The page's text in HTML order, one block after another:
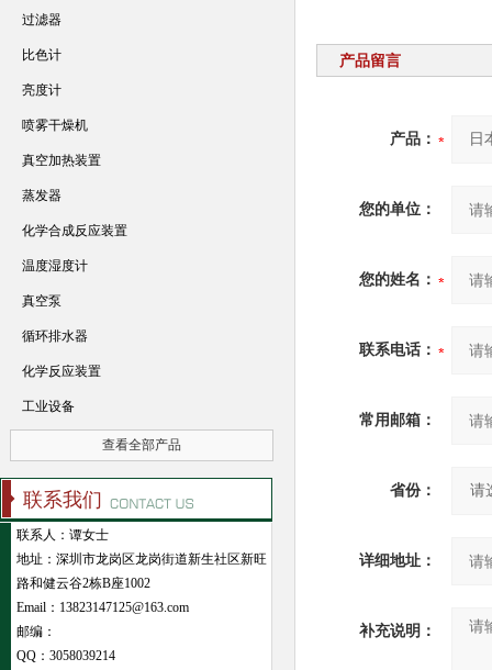
产品留言
产品：
您的单位：
您的姓名：
联系电话：
常用邮箱：
省份：
详细地址：
补充说明：
过滤器
比色计
亮度计
喷雾干燥机
真空加热装置
蒸发器
化学合成反应装置
温度湿度计
真空泵
循环排水器
化学反应装置
工业设备
查看全部产品
联系我们
联系人：谭女士
地址：深圳市龙岗区龙岗街道新生社区新旺
路和健云谷2栋B座1002
Email：13823147125@163.com
邮编：
QQ： 3058039214